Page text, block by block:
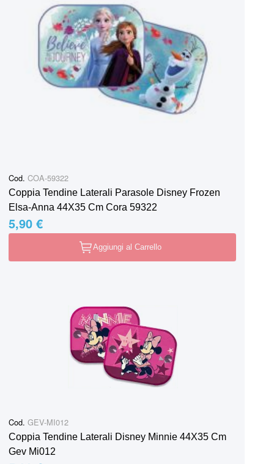
Cod. COA-59322
Coppia Tendine Laterali Parasole Disney Frozen
Elsa-Anna 44X35 Cm Cora 59322
5,90 €
Aggiungi al Carrello
Cod. GEV-MI012
Coppia Tendine Laterali Disney Minnie 44X35 Cm
Gev Mi012